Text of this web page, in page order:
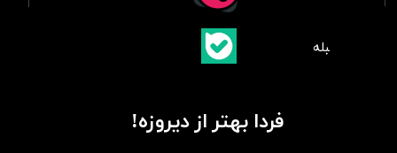
فردا بهتر از دیروزه!
​بلبله​​​​​​​بله